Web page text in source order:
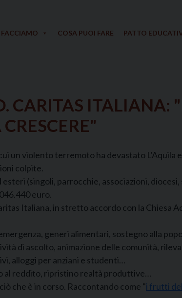
COSA PUOI FARE PATTO
CARITAS ITALIANA:
un violento terremoto ha devastato L’Aquila
colpite.
(singoli, parrocchie, associazioni,
euro.
Italiana, in stretto accordo con la Chiesa
generi alimentari, sostegno alla
di ascolto, animazione delle comunità,
alloggi per anziani e studenti…
al reddito, ripristino realtà produttive…
che è in corso. Raccontando come "i frutti